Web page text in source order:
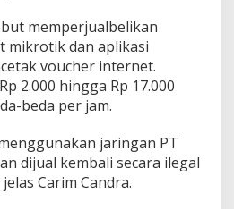
memperjualbelikan
mikrotik dan aplikasi
voucher internet.
2.000 hingga Rp 17.000
beda per jam.
jaringan PT
dijual kembali secara ilegal
Carim Candra.